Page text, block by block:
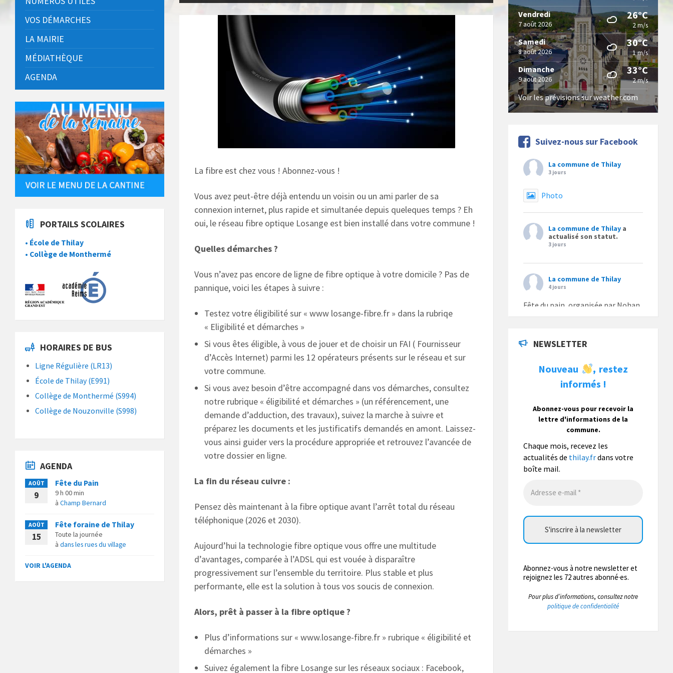
La fibre est chez vous ! Abonnez-vous !
Vous avez peut-être déjà entendu un voisin ou un ami parler de sa
connexion internet, plus rapide et simultanée depuis queleques temps ? Eh
oui, le réseau fibre optique Losange est bien installé dans votre commune !
Quelles démarches ?
Vous n’avez pas encore de ligne de fibre optique à votre domicile ? Pas de
pannique, voici les étapes à suivre :
Testez votre éligibilité sur « www losange-fibre.fr » dans la rubriqe
« Eligibilité et démarches »
Si vous êtes éligible, à vous de jouer et de choisir un FAI ( Fournisseur
d’Accès Internet) parmi les 12 opérateurs présents sur le réseau et sur
votre commune.
Si vous avez besoin d’être accompagné dans vos démarches, consultez
notre rubrique « éligibilité et démarches » (un référencement, une
demande d’adduction, des travaux), suivez la marche à suivre et
préparez les documents et les justificatifs demandés en amont. Laissez-
vous ainsi guider vers la procédure appropriée et retrouvez l’avancée de
votre dossier en ligne.
La fin du réseau cuivre :
Pensez dès maintenant à la fibre optique avant l’arrêt total du réseau
téléphonique (2026 et 2030).
Aujourd’hui la technologie fibre optique vous offre une multitude
d’avantages, comparée à l’ADSL qui est vouée à disparaître
progressivement sur l’ensemble du territoire. Plus stable et plus
performante, elle est la solution à tous vos soucis de connexion.
Alors, prêt à passer à la fibre optique ?
Plus d’informations sur « www.losange-fibre.fr » rubrique « éligibilité et
démarches »
Suivez également la fibre Losange sur les réseaux sociaux : Facebook,
VOS DÉMARCHES
LA MAIRIE
MÉDIATHÈQUE
AGENDA
PORTAILS SCOLAIRES
• École de Thilay
• Collège de Monthermé
HORAIRES DE BUS
Ligne Régulière (LR13)
École de Thilay (E991)
Collège de Monthermé (S994)
Collège de Nouzonville (S998)
AGENDA
AOÛT
9
Fête du Pain
9 h 00 min
à Champ Bernard
AOÛT
15
Fête foraine de Thilay
Toute la journée
à dans les rues du village
VOIR L'AGENDA
Vendredi
7 août 2026
26°C
2 m/s
Samedi
8 août 2026
30°C
1 m/s
Dimanche
9 août 2026
33°C
2 m/s
Voir les prévisions sur weather.com
Suivez-nous sur Facebook
La commune de Thilay
3 jours
Photo
La commune de Thilay a
actualisé son statut.
3 jours
La commune de Thilay
4 jours
Fête du pain, organisée par Nohan
Loisirs dimanche 9 août.
7 jours
La commune de Thilay souhaite
également les visiteurs à son
bulletin municipal annuel en
organisant un concours photo
gratuit OUVERT À TOUS.
Vous pouvez envoyer vos photo
Lire la suite
Photo
1 semaine
1 semaine
La commune de Thilay
2 semaines
Nous sommes conscients
NEWSLETTER
Nouveau , restez
informés !
Abonnez-vous pour recevoir la
lettre d'informations de la
commune.
Chaque mois, recevez les
actualités de thilay.frdans votre
boîte mail.
Abonnez-vous à notre newsletter et
rejoignez les 72 autres abonné·es.
Pour plus d’informations, consultez notre
politique de confidentialité